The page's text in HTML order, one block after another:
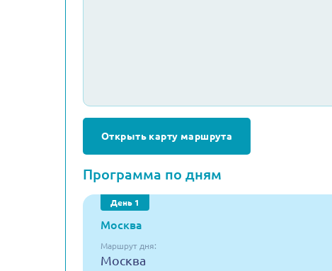
Открыть карту маршрута
Программа по дням
День 1
Москва
Маршрут дня:
Москва